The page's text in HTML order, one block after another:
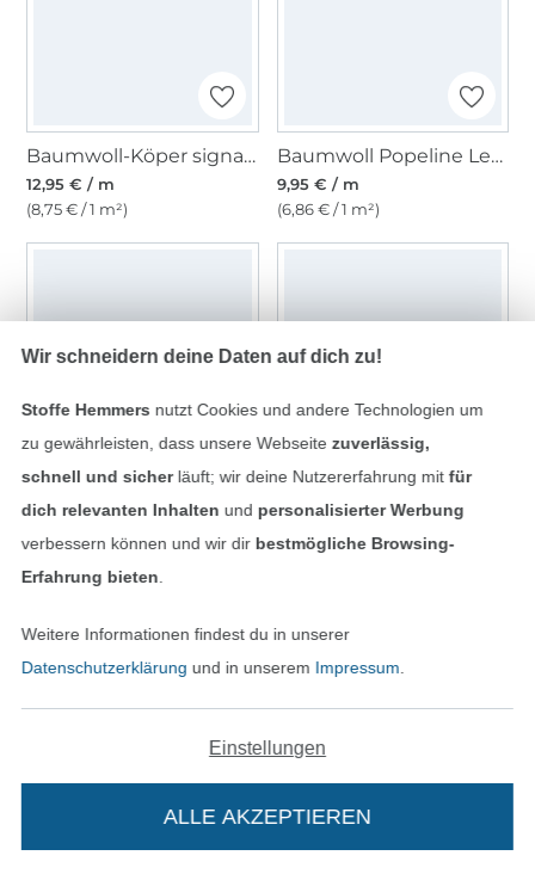
Baumwoll-Köper signalrot
12,95 € / m
(8,75 € / 1 m²)
Baumwoll Popeline Leo Lovers, lila
9,95 € / m
(6,86 € / 1 m²)
(10,31 € / 1 m²)
(7,11 € / 1 m²)
Wir schneidern deine Daten auf dich zu!
Stoffe Hemmers nutzt Cookies und andere Technologien um
zu gewährleisten, dass unsere Webseite zuverlässig,
schnell und sicherläuft; wir deine Nutzererfahrung mitfür
dich relevanten Inhalten und personalisierter Werbung
verbessern können und wir dir bestmögliche Browsing-
Erfahrung bieten
Weitere Informationen findest du in unserer
Datenschutzerklärung und in unserem Impressum
Einstellungen
ALLE AKZEPTIEREN